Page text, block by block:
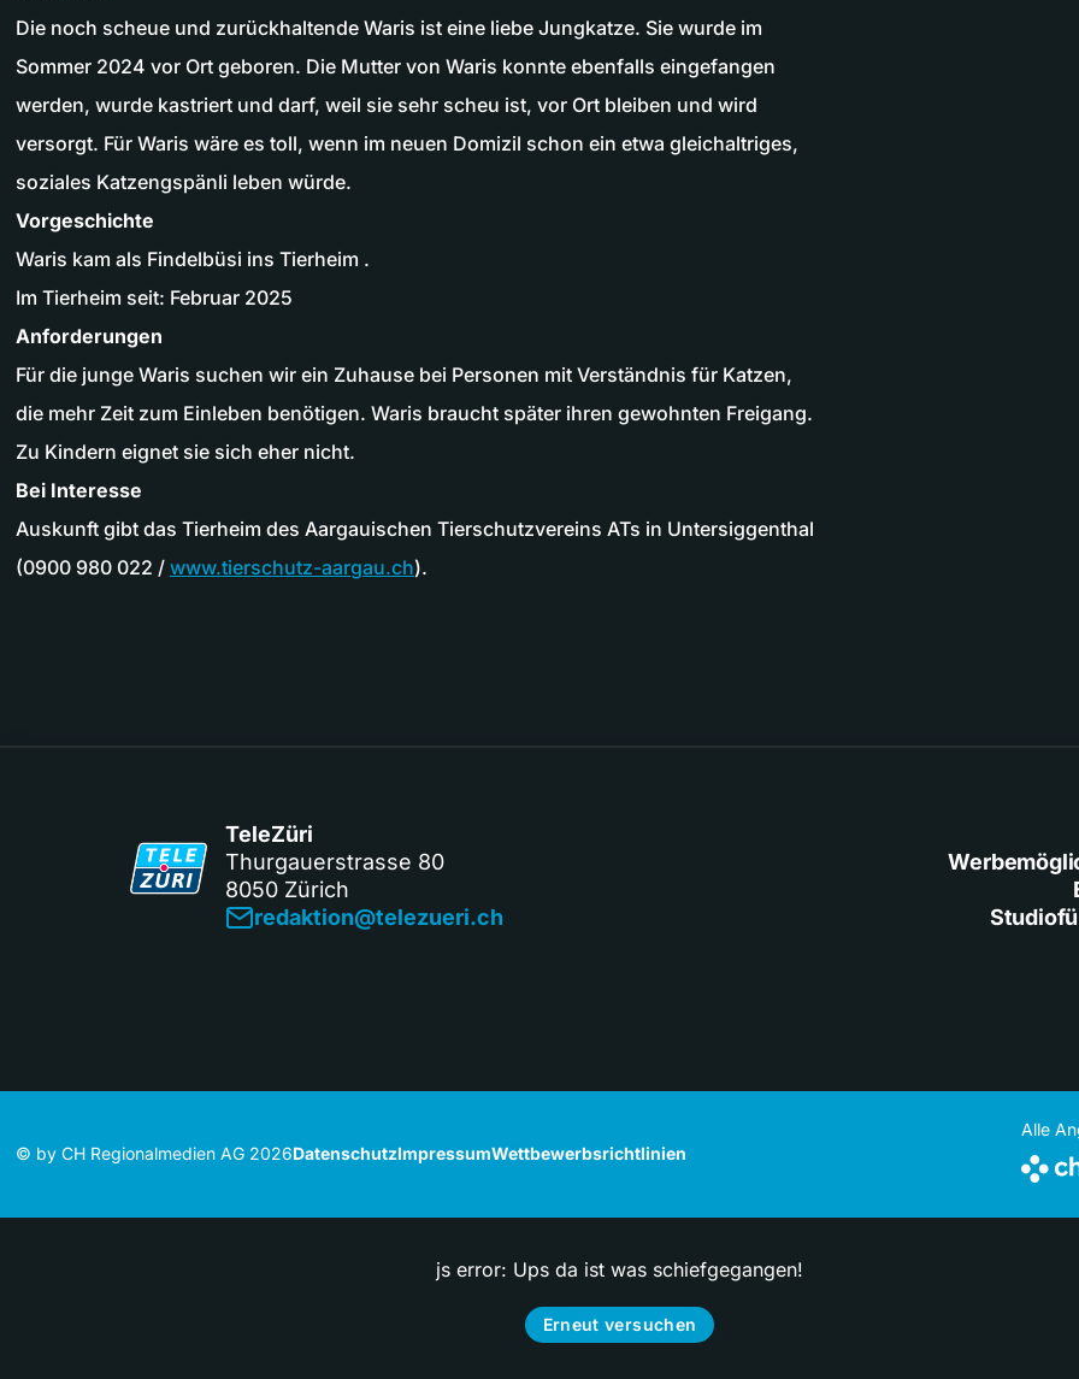
Die noch scheue und zurückhaltende Waris ist eine liebe Jungkatze. Sie wurde im
Sommer 2024 vor Ort geboren. Die Mutter von Waris konnte ebenfalls eingefangen
werden, wurde kastriert und darf, weil sie sehr scheu ist, vor Ort bleiben und wird
versorgt. Für Waris wäre es toll, wenn im neuen Domizil schon ein etwa gleichaltriges,
soziales Katzengspänli leben würde.
Vorgeschichte
Waris kam als Findelbüsi ins Tierheim .
Im Tierheim seit: Februar 2025
Anforderungen
Für die junge Waris suchen wir ein Zuhause bei Personen mit Verständnis für Katzen,
die mehr Zeit zum Einleben benötigen. Waris braucht später ihren gewohnten Freigang.
Zu Kindern eignet sie sich eher nicht.
Bei Interesse
Auskunft gibt das Tierheim des Aargauischen Tierschutzvereins ATs in Untersiggenthal
(0900 980 022 / www.tierschutz-aargau.ch).
TeleZüri
Thurgauerstrasse 80
8050 Zürich
redaktion@telezueri.ch
© by CH Regionalmedien AG 2026DatenschutzImpressumWettbewerbsrichtlinien
Alle
js error: Ups da ist was schiefgegangen!
Erneut versuchen